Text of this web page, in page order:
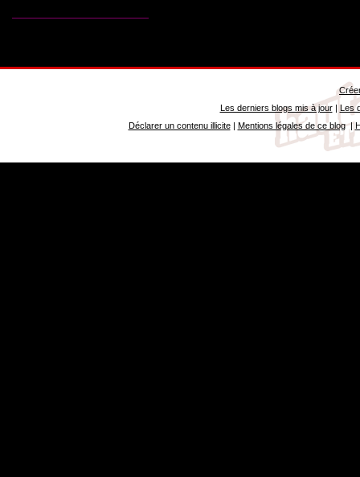
Les derniers blogs mis à jour| Les
Déclarer un contenu illicite| Mentions légales de ce blog|